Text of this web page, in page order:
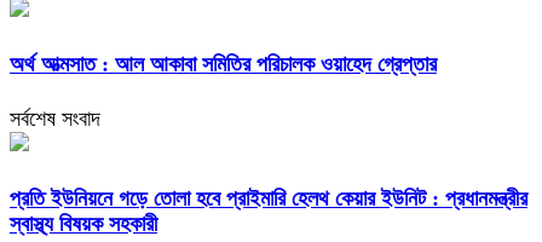
অর্থ আত্মসাত : আল আকাবা সমিতির পরিচালক ওয়াহেদ গ্রেপ্তার
সর্বশেষ সংবাদ
প্রতি ইউনিয়নে গড়ে তোলা হবে প্রাইমারি হেলথ কেয়ার ইউনিট : প্রধানমন্ত্রীর
স্বাস্থ্য বিষয়ক সহকারী